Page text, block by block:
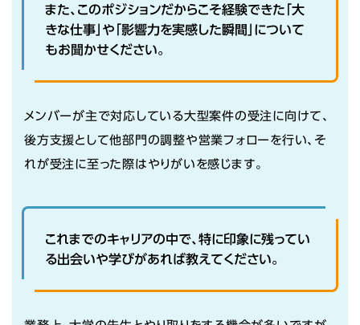
また、このポジションだからこそ経験できた「大
きな仕事」や「影響力を実感した瞬間」について
もお聞かせください。
メンバーが主で対応している大型案件の受注に向けて、
後方支援として他部門の調整や営業フォローを行い、そ
れが受注に至った際はやりがいを感じます。
これまでのキャリアの中で、特に印象に残ってい
る出会いや学びがあれば教えてください。